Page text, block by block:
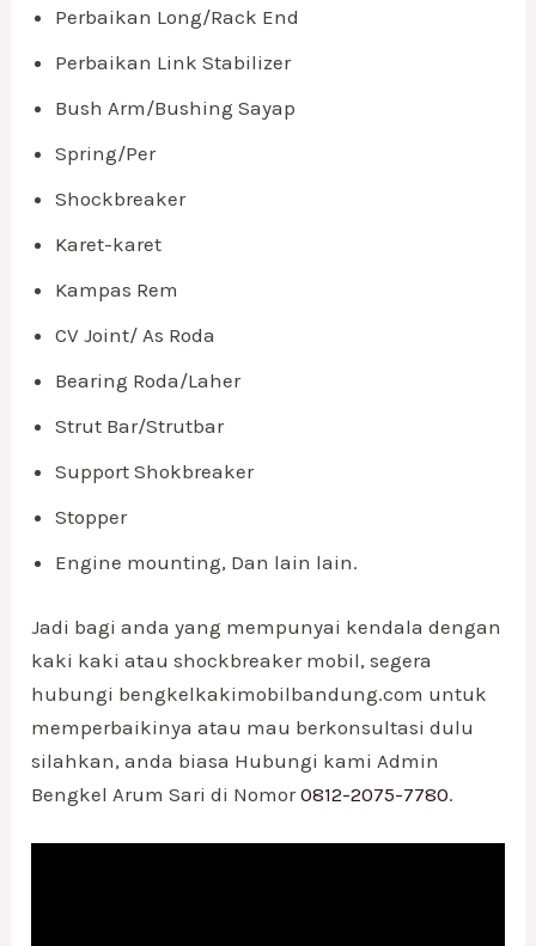
Perbaikan Long/Rack End
Perbaikan Link Stabilizer
Bush Arm/Bushing Sayap
Spring/Per
Shockbreaker
Karet-karet
Kampas Rem
CV Joint/ As Roda
Bearing Roda/Laher
Strut Bar/Strutbar
Support Shokbreaker
Stopper
Engine mounting, Dan lain lain.
Jadi bagi anda yang mempunyai kendala dengan
kaki kaki atau shockbreaker mobil, segera
hubungi bengkelkakimobilbandung.com untuk
memperbaikinya atau mau berkonsultasi dulu
silahkan, anda biasa Hubungi kami Admin
Bengkel Arum Sari di Nomor0812-2075-7780.